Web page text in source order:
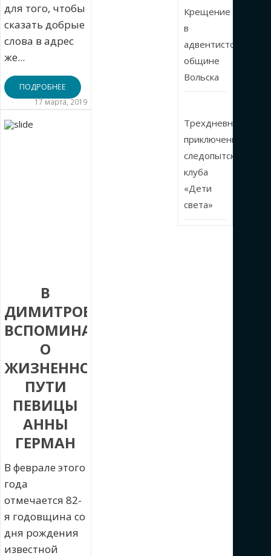
для того, чтобы
сказать добрые
слова в адрес
же...
ПОДРОБНЕЕ
17 марта, 2019
В
ДИМИТРОВГРАДЕ
ВСПОМИНАЛИ
О
ЖИЗНЕННОМ
ПУТИ
ПЕВИЦЫ
АННЫ
ГЕРМАН
В феврале этого
года
отмечается 82-
я годовщина со
дня рождения
известной
Крещение
в
адвентистской
общине
Вольска
Трехдневные
приключения
следопытского
клуба
«Дети
света»